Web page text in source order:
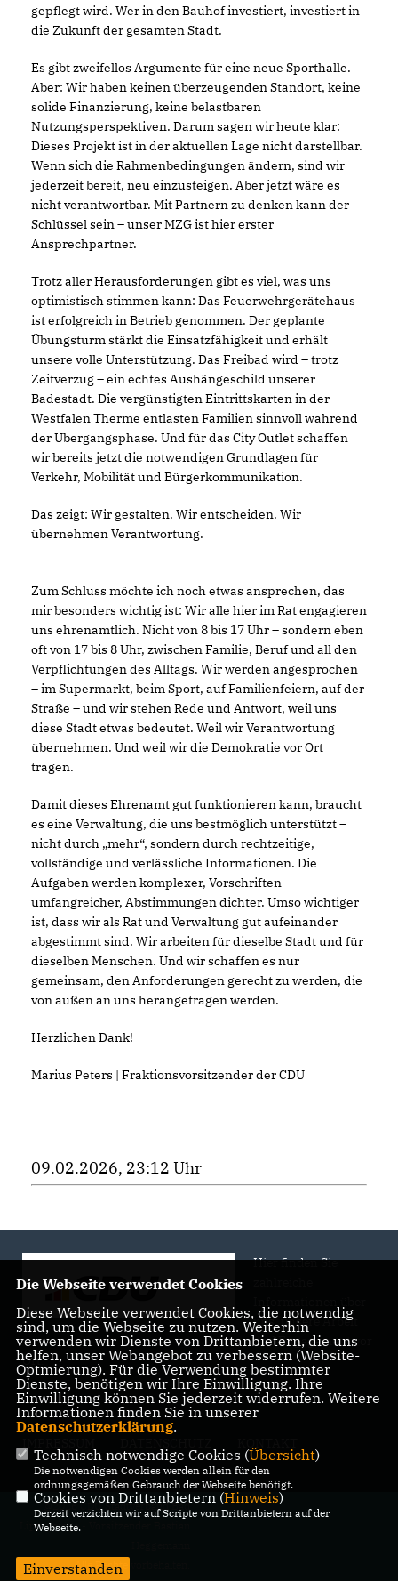
gepflegt wird. Wer in den Bauhof investiert, investiert in
die Zukunft der gesamten Stadt.
Es gibt zweifellos Argumente für eine neue Sporthalle.
Aber: Wir haben keinen überzeugenden Standort, keine
solide Finanzierung, keine belastbaren
Nutzungsperspektiven. Darum sagen wir heute klar:
Dieses Projekt ist in der aktuellen Lage nicht darstellbar.
Wenn sich die Rahmenbedingungen ändern, sind wir
jederzeit bereit, neu einzusteigen. Aber jetzt wäre es
nicht verantwortbar. Mit Partnern zu denken kann der
Schlüssel sein – unser MZG ist hier erster
Ansprechpartner.
Trotz aller Herausforderungen gibt es viel, was uns
optimistisch stimmen kann: Das Feuerwehrgerätehaus
ist erfolgreich in Betrieb genommen. Der geplante
Übungsturm stärkt die Einsatzfähigkeit und erhält
unsere volle Unterstützung. Das Freibad wird – trotz
Zeitverzug – ein echtes Aushängeschild unserer
Badestadt. Die vergünstigten Eintrittskarten in der
Westfalen Therme entlasten Familien sinnvoll während
der Übergangsphase. Und für das City Outlet schaffen
wir bereits jetzt die notwendigen Grundlagen für
Verkehr, Mobilität und Bürgerkommunikation.
Das zeigt: Wir gestalten. Wir entscheiden. Wir
übernehmen Verantwortung.
Zum Schluss möchte ich noch etwas ansprechen, das
mir besonders wichtig ist: Wir alle hier im Rat engagieren
uns ehrenamtlich. Nicht von 8 bis 17 Uhr – sondern eben
oft von 17 bis 8 Uhr, zwischen Familie, Beruf und all den
Verpflichtungen des Alltags. Wir werden angesprochen
– im Supermarkt, beim Sport, auf Familienfeiern, auf der
Straße – und wir stehen Rede und Antwort, weil uns
diese Stadt etwas bedeutet. Weil wir Verantwortung
übernehmen. Und weil wir die Demokratie vor Ort
tragen.
Damit dieses Ehrenamt gut funktionieren kann, braucht
es eine Verwaltung, die uns bestmöglich unterstützt –
nicht durch „mehr“, sondern durch rechtzeitige,
vollständige und verlässliche Informationen. Die
Aufgaben werden komplexer, Vorschriften
umfangreicher, Abstimmungen dichter. Umso wichtiger
ist, dass wir als Rat und Verwaltung gut aufeinander
abgestimmt sind. Wir arbeiten für dieselbe Stadt und für
dieselben Menschen. Und wir schaffen es nur
gemeinsam, den Anforderungen gerecht zu werden, die
von außen an uns herangetragen werden.
Herzlichen Dank!
Marius Peters | Fraktionsvorsitzender der CDU
09.02.2026, 23:12 Uhr
Hier finden Sie
uns, unsere Arbeit
und Engagement vor
Ort.
@2026 CDU Stadtverband Bad
Lippspringe - Vorsitzender Bastian
Alle Rechte vorbehalten.
Die Webseite verwendet Cookies
Diese Webseite verwendet Cookies, die notwendig
sind, um die Webseite zu nutzen. Weiterhin
verwenden wir Dienste von Drittanbietern, die uns
helfen, unser Webangebot zu verbessern (Website-
Optmierung). Für die Verwendung bestimmter
Dienste, benötigen wir Ihre Einwilligung. Ihre
Einwilligung können Sie jederzeit widerrufen. Weitere
Informationen finden Sie in unserer
Datenschutzerklärung.
Technisch notwendige Cookies (Übersicht)
Die notwendigen Cookies werden allein für den
ordnungsgemäßen Gebrauch der Webseite benötigt.
Cookies von Drittanbietern (Hinweis)
Derzeit verzichten wir auf Scripte von Drittanbietern auf der
Webseite.
Einverstanden